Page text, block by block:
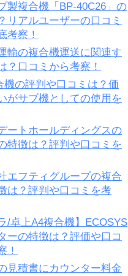
製複合機「BP-40C26」の
リアルユーザーの口コミ
考察！
輸の複合機運送に関連す
？口コミから考察！
機の評判や口コミは？価
がサブ機としての使用を
ートホールディングスの
特徴は？評判や口コミを
エフティグループの複合
は？評判や口コミを考
/卓上A4複合機】ECOSYS
ーの特徴は？評価や口コ
！
見積書にカウンター料金